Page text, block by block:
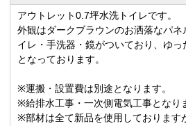
アウトレット0.7坪水洗トイレです。
外観はダークブラウンのお洒落なパネ
イレ・手洗器・鏡がついており、ゆ
となっております。
※運搬・設置費は別途となります。
※給排水工事・一次側電気工事となり
※部材は全て新品を使用しております